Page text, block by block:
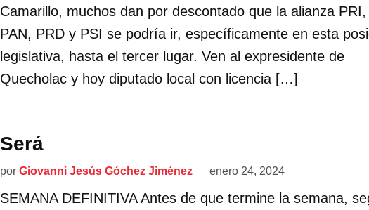
Camarillo, muchos dan por descontado que la alianza PRI,
PAN, PRD y PSI se podría ir, específicamente en esta
legislativa, hasta el tercer lugar. Ven al expresidente de
Quecholac y hoy diputado local con licencia […]
Será
por Giovanni Jesús Góchez Jiménez enero 24, 2024
SEMANA DEFINITIVA Antes de que termine la semana,